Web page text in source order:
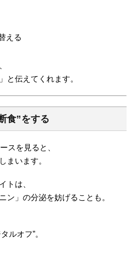
える
と伝えてくれます。
食”をする
スを見ると、
まいます。
トは、
ン」の分泌を妨げることも。
ルオフ”。